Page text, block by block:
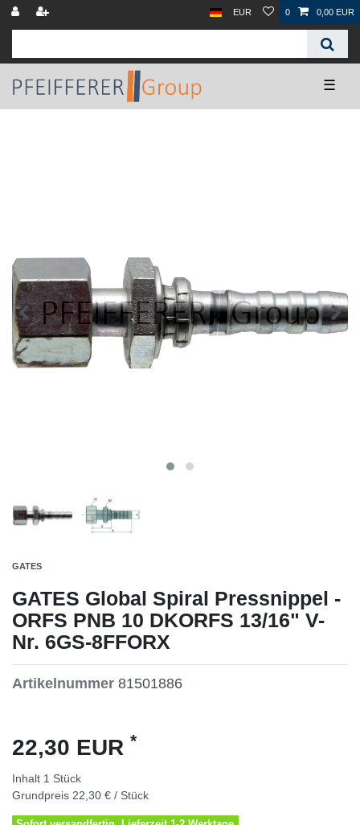
EUR 0 0,00 EUR
☰
GATES
GATES Global Spiral Pressnippel -
ORFS PNB 10 DKORFS 13/16" V-
Nr. 6GS-8FFORX
Artikelnummer 81501886
22,30 EUR *
Inhalt 1 Stück
Grundpreis 22,30 € / Stück